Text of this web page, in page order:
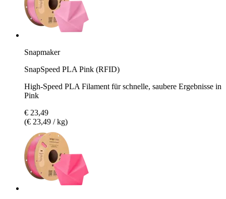
Snapmaker
SnapSpeed PLA Pink (RFID)
High-Speed PLA Filament für schnelle, saubere Ergebnisse in
Pink
€ 23,49
(€ 23,49 / kg)